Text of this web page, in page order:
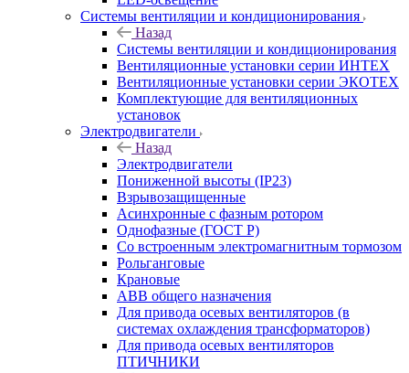
Системы вентиляции и кондиционирования
Назад
Системы вентиляции и кондиционирования
Вентиляционные установки серии ИНТЕХ
Вентиляционные установки серии ЭКОТЕХ
Комплектующие для вентиляционных
установок
Электродвигатели
Назад
Электродвигатели
Пониженной высоты (IP23)
Взрывозащищенные
Асинхронные с фазным ротором
Однофазные (ГОСТ Р)
Со встроенным электромагнитным тормозом
Рольганговые
Крановые
АВВ общего назначения
Для привода осевых вентиляторов (в
системах охлаждения трансформаторов)
Для привода осевых вентиляторов
ПТИЧНИКИ